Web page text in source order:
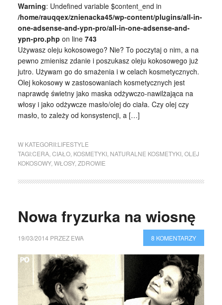
Warning: Undefined variable $content_end in
/home/rauqqex/znienacka45/wp-content/plugins/all-in-
one-adsense-and-ypn-pro/all-in-one-adsense-and-
ypn-pro.php on line 743
Używasz oleju kokosowego? Nie? To poczytaj o nim, a na
pewno zmienisz zdanie i poszukasz oleju kokosowego już
jutro. Używam go do smażenia i w celach kosmetycznych.
Olej kokosowy w zastosowaniach kosmetycznych jest
naprawdę świetny jako maska odżywczo-nawilżająca na
włosy i jako odżywcze masło/olej do ciała. Czy olej czy
masło, to zależy od konsystencji, a […]
W KATEGORII:LIFESTYLE
TAGI:CERA, CIAŁO, KOSMETYKI, NATURALNE KOSMETYKI, OLEJ
KOKOSOWY, WŁOSY, ZDROWIE
Nowa fryzurka na wiosnę
19/03/2014 PRZEZ EWA 8 KOMENTARZY